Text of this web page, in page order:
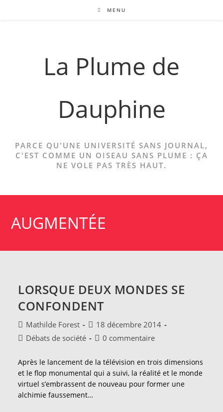
MENU
La Plume de
Dauphine
PARCE QU'UNE UNIVERSITÉ SANS JOURNAL,
C'EST COMME UN OISEAU SANS PLUME : ÇA
NE VOLE PAS TRÈS HAUT.
AUGMENTÉE
LORSQUE DEUX MONDES SE
CONFONDENT
Auteur/autrice
de
Mathilde Forest
Publication
publiée :
18 décembre 2014
PostDébats de société
Commentaires
la
publication :
0 commentaire
Après le lancement de la télévision en trois dimensions
et le flop monumental qui a suivi, la réalité et le monde
virtuel s’embrassent de nouveau pour former une
alchimie faussement…